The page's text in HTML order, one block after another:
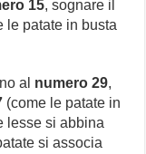
15, sognare il
le patate in busta
al numero 29,
(come le patate in
lesse si abbina
si associa